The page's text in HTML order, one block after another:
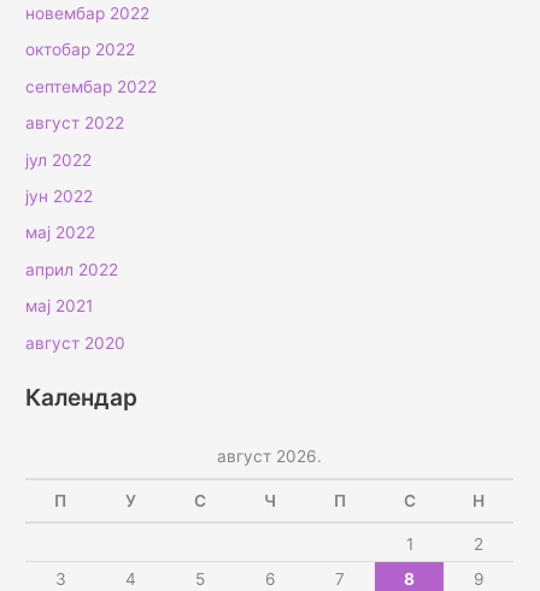
новембар 2022
октобар 2022
септембар 2022
август 2022
јул 2022
јун 2022
мај 2022
април 2022
мај 2021
август 2020
Календар
август 2026.
П У С Ч П С Н
1
2
3
4 5 6 7 8
9